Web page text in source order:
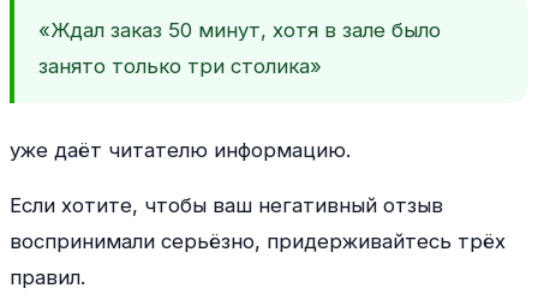
«Ждал заказ 50 минут, хотя в зале было
занято только три столика»
уже даёт читателю информацию.
Если хотите, чтобы ваш негативный отзыв
воспринимали серьёзно, придерживайтесь трёх
правил.